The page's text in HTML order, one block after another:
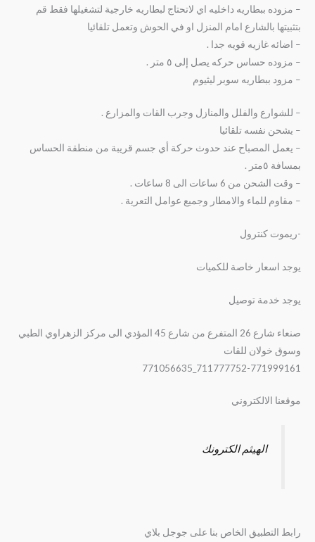
– مزوده ببطاريه داخليه اي لاتحتاج لبطاريه خارجية لتشغيلها فقط قم
بتثبيتها بالشارع امام المنزل او في الحوش وتعمل تلقائيا
– اضائه غازيه قويه جدا .
– مزوده حساس حركه يصل إلى ٥ متر .
– مزود ببطاريه سوبر ليثيوم
– للشوارع والفلل والمنازل وجرب القات والمزارع .
– يشحن نفسه تلقائيا
– يعمل المصباح عند حدوث حركة أي جسم قريبة من منطقة الحساس
بمسافة ٥متر .
– وقت الشحن من 6 ساعات الى 8 ساعات .
– مقاوم للماء والامطار وجميع عوامل التعرية .
-ريموت كنترول
يوجد اسعار خاصة للكميات
يوجد خدمة توصيل
صنعاء شارع 26 المتفرع من شارع 45 المؤدي الى مركز الزهراوي الطبي
وسوق خولان للقات
711777752-771999161_771056635
موقعنا الالكتروني
الهيثم الكترونك
رابط التطبيق الخاص بنا على جوجل بلاي